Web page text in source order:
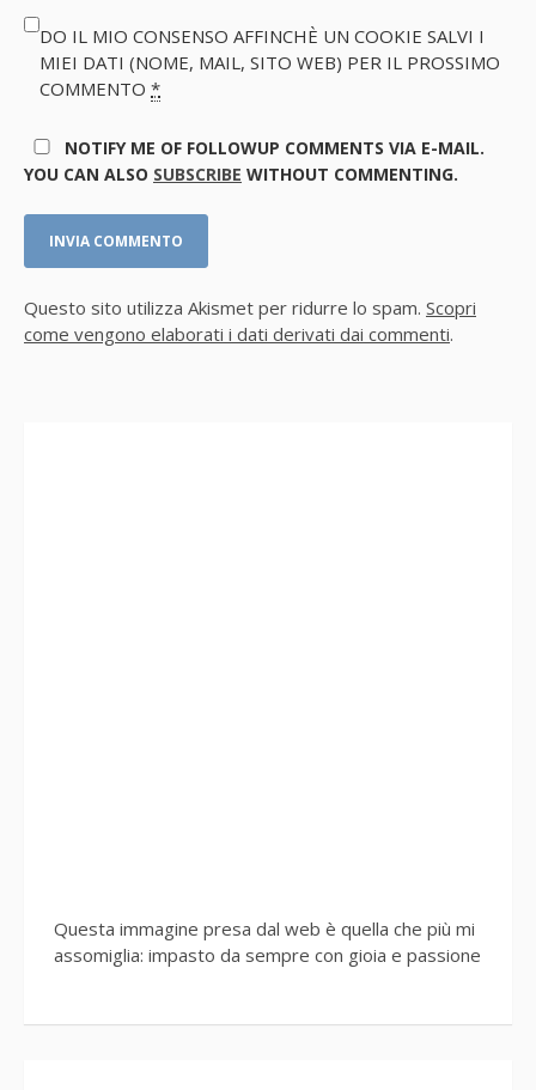
DO IL MIO CONSENSO AFFINCHÈ UN COOKIE SALVI I
MIEI DATI (NOME, MAIL, SITO WEB) PER IL PROSSIMO
COMMENTO *
NOTIFY ME OF FOLLOWUP COMMENTS VIA E-MAIL.
YOU CAN ALSO SUBSCRIBE WITHOUT COMMENTING.
Questo sito utilizza Akismet per ridurre lo spam. Scopri
come vengono elaborati i dati derivati dai commenti.
Questa immagine presa dal web è quella che più mi
assomiglia: impasto da sempre con gioia e passione